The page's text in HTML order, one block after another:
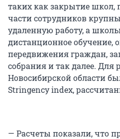
таких как закрытие школ,
части сотрудников
удаленную работу, а
дистанционное обучение,
передвижения граждан,
собрания и так далее. Для
Новосибирской области
Stringency index,
— Расчеты показали, что